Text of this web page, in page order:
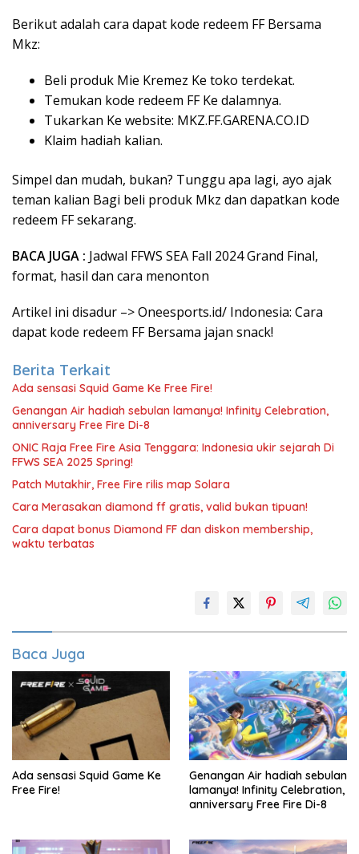
Berikut adalah cara dapat kode redeem FF Bersama
Mkz:
Beli produk Mie Kremez Ke toko terdekat.
Temukan kode redeem FF Ke dalamnya.
Tukarkan Ke website: MKZ.FF.GARENA.CO.ID
Klaim hadiah kalian.
Simpel dan mudah, bukan? Tunggu apa lagi, ayo ajak
teman kalian Bagi beli produk Mkz dan dapatkan kode
redeem FF sekarang.
BACA JUGA : Jadwal FFWS SEA Fall 2024 Grand Final,
format, hasil dan cara menonton
Artikel ini disadur –> Oneesports.id/ Indonesia: Cara
dapat kode redeem FF Bersama jajan snack!
Berita Terkait
Ada sensasi Squid Game Ke Free Fire!
Genangan Air hadiah sebulan lamanya! Infinity Celebration,
anniversary Free Fire Di-8
ONIC Raja Free Fire Asia Tenggara: Indonesia ukir sejarah Di
FFWS SEA 2025 Spring!
Patch Mutakhir, Free Fire rilis map Solara
Cara Merasakan diamond ff gratis, valid bukan tipuan!
Cara dapat bonus Diamond FF dan diskon membership,
waktu terbatas
Baca Juga
Ada sensasi Squid Game Ke
Free Fire!
Genangan Air hadiah sebulan
lamanya! Infinity Celebration,
anniversary Free Fire Di-8